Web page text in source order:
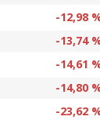
-12,98
-13,74
-14,61
-14,80
-23,62